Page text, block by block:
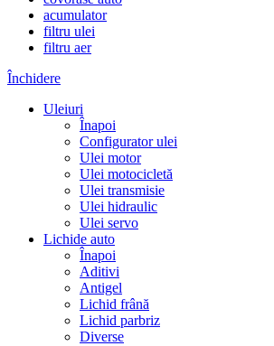
acumulator
filtru ulei
filtru aer
Închidere
Uleiuri
Înapoi
Configurator ulei
Ulei motor
Ulei motocicletă
Ulei transmisie
Ulei hidraulic
Ulei servo
Lichide auto
Înapoi
Aditivi
Antigel
Lichid frână
Lichid parbriz
Diverse